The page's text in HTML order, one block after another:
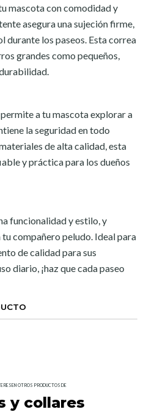
mascota con comodidad y
asegura una sujeción firme,
los paseos. Esta correa
grandes como pequeños,
a tu mascota explorar a
la seguridad en todo
de alta calidad, esta
y práctica para los dueños
funcionalidad y estilo, y
compañero peludo. Ideal para
de calidad para sus
diario, ¡haz que cada paseo
OTROS PRODUCTOS DE
y collares